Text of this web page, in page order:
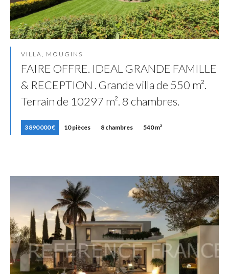
VILLA, MOUGINS
FAIRE OFFRE. IDEAL GRANDE FAMILLE
& RECEPTION . Grande villa de 550 m².
Terrain de 10297 m². 8 chambres.
3 890 000 € 10 pièces 8 chambres 540 m²